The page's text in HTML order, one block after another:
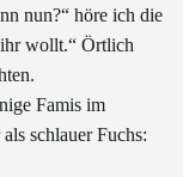
nun?“ höre ich die
wollt.“ Örtlich
Famis im
schlauer Fuchs: